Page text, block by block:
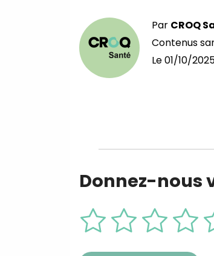
Par CROQ
Contenus
Le01/10/
Donnez-nous